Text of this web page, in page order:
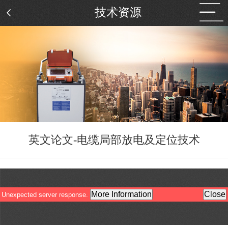
技术资源
英文论文-电缆局部放电及定位技术